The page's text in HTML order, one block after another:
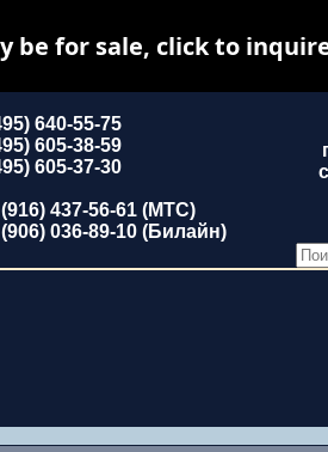
640-55-75
605-38-59
605-37-30
437-56-61 (МТС)
036-89-10 (Билайн)
be for sale, click to